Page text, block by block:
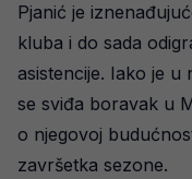
Pjanić je
kluba i do sada
asistencije. Iako je u
se sviđa boravak u
o njegovoj
završetka sezone.